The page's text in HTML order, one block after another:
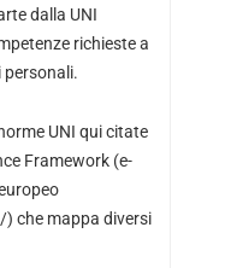
dalla UNI
richieste a
personali.
UNI qui citate
Framework (e-
che mappa diversi